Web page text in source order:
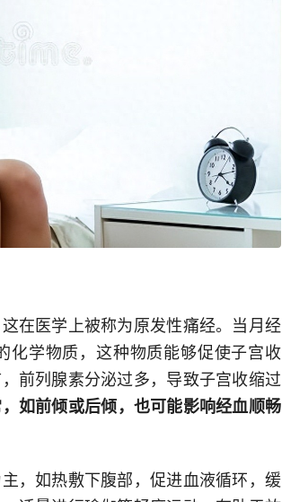
在医学上被称为原发性痛经。当月经
化学物质，这种物质能够促使子宫收
前列腺素分泌过多，导致子宫收缩过
如前倾或后倾，也可能影响经血顺畅
，如热敷下腹部，促进血液循环，缓